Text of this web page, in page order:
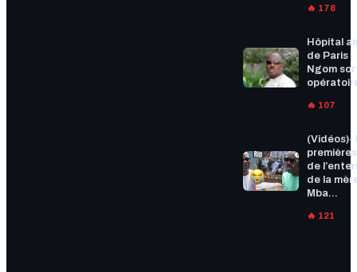
🔥 178
Hôpital
de Paris :
Ngom
🔥 107
(Vidéos)-
de
de la
Mba...
🔥 121